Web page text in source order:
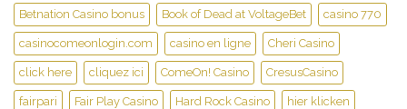
Betnation Casino bonus Book of Dead at VoltageBet casino 770
casinocomeonlogin.com casino en ligne Cheri Casino
click here cliquez ici ComeOn! Casino CresusCasino
fairpari Fair Play Casino Hard Rock Casino hier klicken